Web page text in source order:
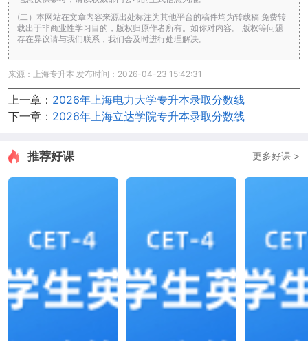
(二）本网站在文章内容来源出处标注为其他平台的稿件均为转载稿 免费转
载出于非商业性学习目的，版权归原作者所有。如你对内容。 版权等问题
存在异议请与我们联系，我们会及时进行处理解决。
来源： 上海专升本 发布时间：2026-04-23 15:42:31
上一章： 2026年上海电力大学专升本录取分数线
下一章： 2026年上海立达学院专升本录取分数线
推荐好课 更多好课 >